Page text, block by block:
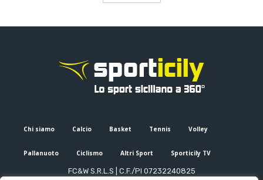
Chi siamo Calcio Basket Tennis Volley
Pallanuoto Ciclismo Altri Sport Sporticily TV
FC&W S.R.L.S | C.F./PI 07232240825